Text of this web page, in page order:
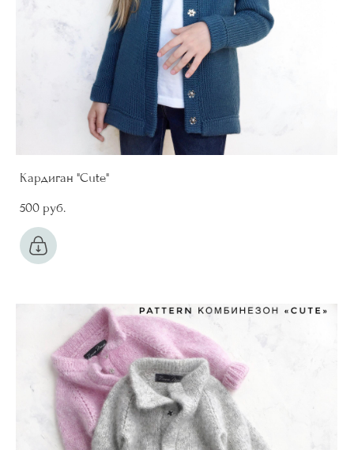
Кардиган "Cute"
500 pуб.